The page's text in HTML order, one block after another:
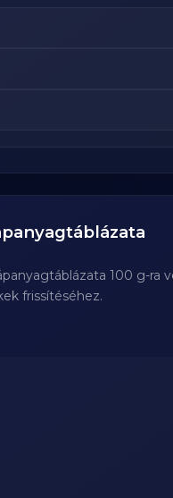
100 g-ra
frissítéséhez.